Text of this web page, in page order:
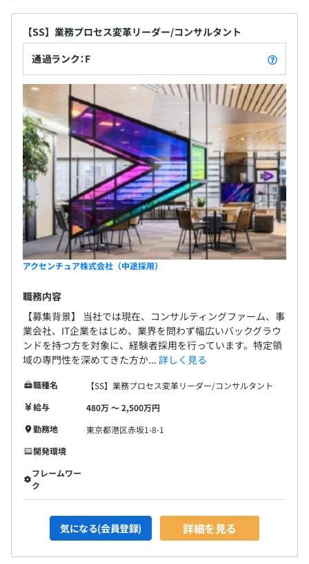
【SS】業務プロセス変革リーダー/コンサルタント
通過ランク：F
アクセンチュア株式会社（中途採用）
職務内容
【募集背景】 当社では現在、コンサルティングファーム、事
業会社、IT企業をはじめ、業界を問わず幅広いバックグラウ
ンドを持つ方を対象に、経験者採用を行っています。特定領
域の専門性を深めてきた方か... 詳しく見る
職種名
【SS】業務プロセス変革リーダー/コンサルタント
給与
480万 〜 2,500万円
勤務地
東京都港区赤坂1-8-1
開発環境
フレームワー
ク
気になる(会員登録) 詳細を見る